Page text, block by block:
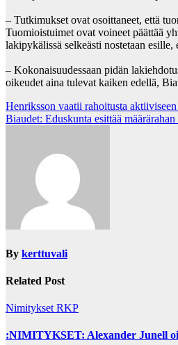
– Tutkimukset ovat osoittaneet, että
Tuomioistuimet ovat voineet päättää
lakipykälissä selkeästi nostetaan
– Kokonaisuudessaan pidän
oikeudet aina tulevat kaiken edellä,
Post
navigation
Henriksson vaatii rahoitusta
Biaudet: Eduskunta esittää
By kerttuvali
Related Post
Nimitykset RKP
:NIMITYKSET: Alexander Junell